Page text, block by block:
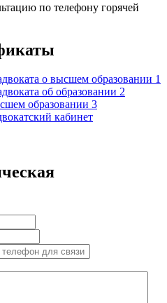
по телефону горячей